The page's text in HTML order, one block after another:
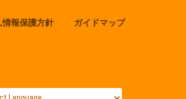
情報保護方針 ガイドマップ